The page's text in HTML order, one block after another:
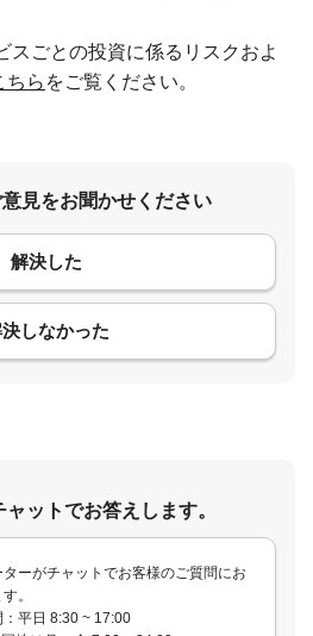
スごとの投資に係るリスクおよ
ちら をご覧ください。
見をお聞かせください
解決した
しなかった
コメント
ットでお答えします。
ターがチャットでお客様のご質問にお
。
：平日 8:30 ~ 17:00